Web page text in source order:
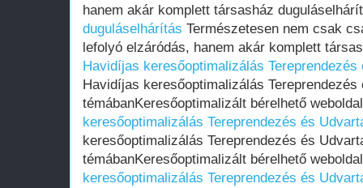
hanem akár komplett társasház
duguláselhárítás Természetesen nem csak
lefolyó elzáródás, hanem akár komplett
Havidíjas keresőoptimalizálás
Havidíjas keresőoptimalizálás
témábanKeresőoptimalizált bérelhető
keresőoptimalizálás Tereprendezés és
keresőoptimalizálás Tereprendezés és
témábanKeresőoptimalizált bérelhető
keresőoptimalizálás Tereprendezés és